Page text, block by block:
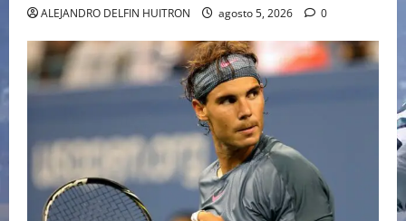
ALEJANDRO DELFIN HUITRON agosto 5, 2026 0